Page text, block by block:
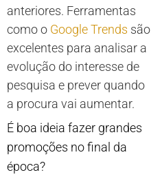
anteriores. Ferramentas
como o Google Trends são
excelentes para analisar a
evolução do interesse de
pesquisa e prever quando
a procura vai aumentar.
É boa ideia fazer grandes
promoções no final da
época?